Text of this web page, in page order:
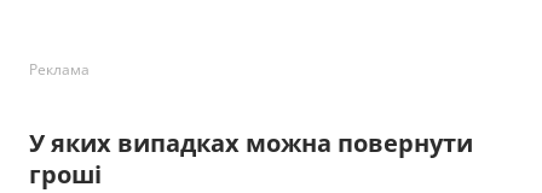
Реклама
У яких випадках можна повернути
гроші